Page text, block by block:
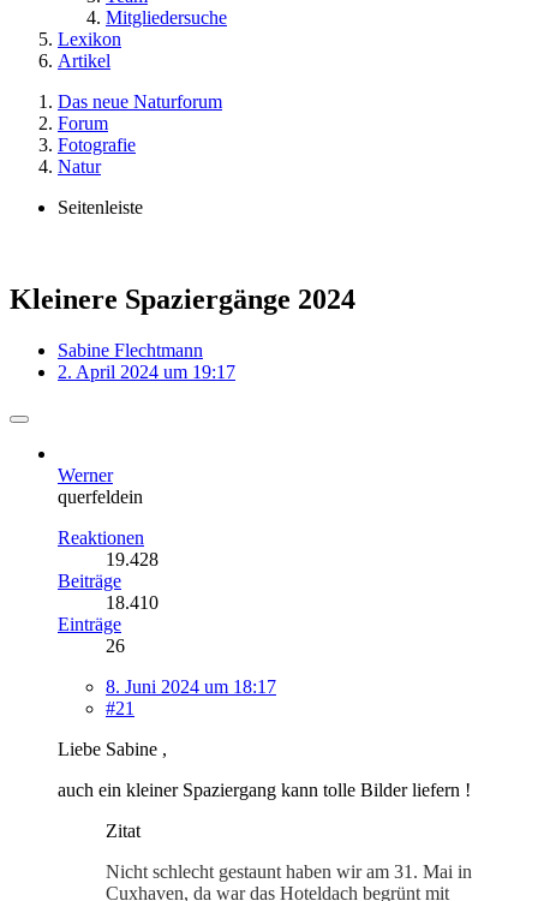
Mitgliedersuche
Lexikon
Artikel
Das neue Naturforum
Forum
Fotografie
Natur
Seitenleiste
Kleinere Spaziergänge 2024
Sabine Flechtmann
2. April 2024 um 19:17
Werner
querfeldein
Reaktionen
19.428
Beiträge
18.410
Einträge
26
8. Juni 2024 um 18:17
#21
Liebe Sabine ,
auch ein kleiner Spaziergang kann tolle Bilder liefern !
Zitat
Nicht schlecht gestaunt haben wir am 31. Mai in
Cuxhaven, da war das Hoteldach begrünt mit